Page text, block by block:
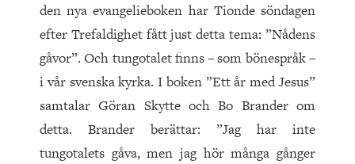
den nya evangelieboken har Tionde söndagen
efter Trefaldighet fått just detta tema: ”Nådens
gåvor”. Och tungotalet finns – som bönespråk –
i vår svenska kyrka. I boken ”Ett år med Jesus”
samtalar Göran Skytte och Bo Brander om
detta. Brander berättar: ”Jag har inte
tungotalets gåva, men jag hör många gånger